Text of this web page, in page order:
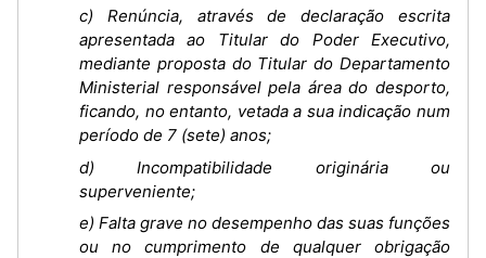
c) Renúncia, através de declaração escrita
apresentada ao Titular do Poder Executivo,
mediante proposta do Titular do Departamento
Ministerial responsável pela área do desporto,
ficando, no entanto, vetada a sua indicação num
período de 7 (sete) anos;
d) Incompatibilidade originária ou
superveniente;
e) Falta grave no desempenho das suas funções
ou no cumprimento de qualquer obrigação